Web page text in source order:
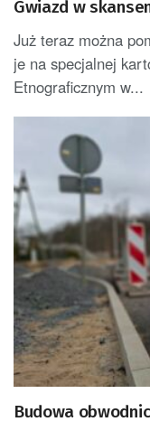
Gwiazd w
Już teraz można
je na specjalnej
Etnograficznym w...
Budowa